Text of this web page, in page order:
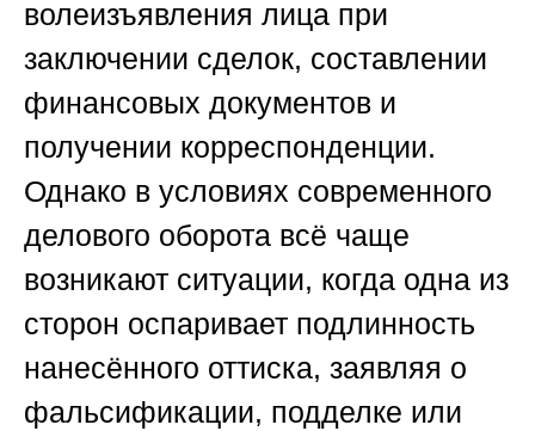
волеизъявления лица при
заключении сделок, составлении
финансовых документов и
получении корреспонденции.
Однако в условиях современного
делового оборота всё чаще
возникают ситуации, когда одна из
сторон оспаривает подлинность
нанесённого оттиска, заявляя о
фальсификации, подделке или